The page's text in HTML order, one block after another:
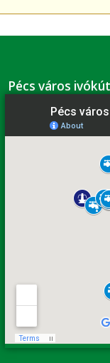
Pécs város